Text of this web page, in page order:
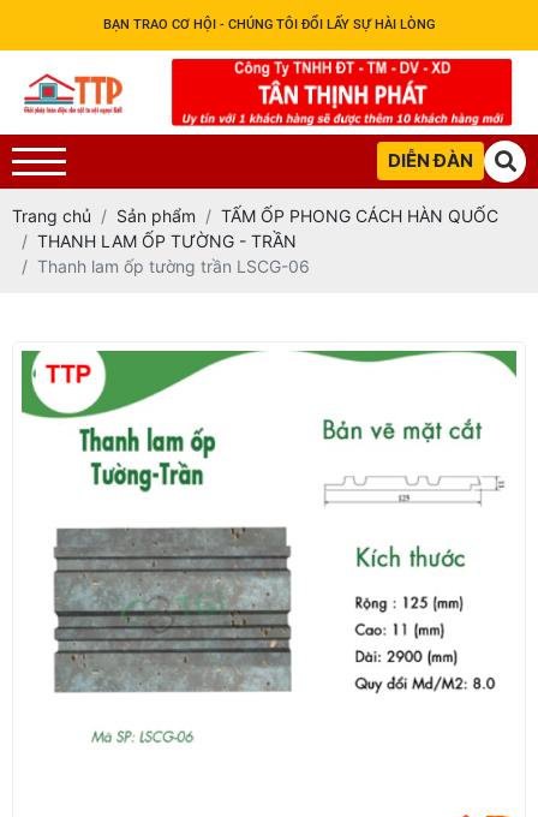
BẠN TRAO CƠ HỘI - CHÚNG TÔI ĐỔI LẤY SỰ HÀI LÒNG
DIỄN ĐÀN
Trang chủ Sản phẩm
TẤM ỐP PHONG CÁCH HÀN QUỐC
THANH LAM ỐP TƯỜNG - TRẦN
Thanh lam ốp tường trần LSCG-06